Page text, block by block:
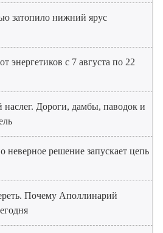
затопило нижний ярус
энергетиков с 7 августа по 22
Дороги, дамбы, паводок и
неверное решение запускает цепь
Почему Аполлинарий